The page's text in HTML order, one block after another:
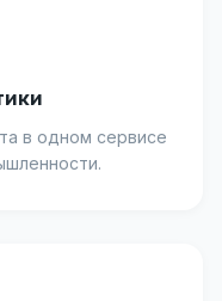
в одном сервисе